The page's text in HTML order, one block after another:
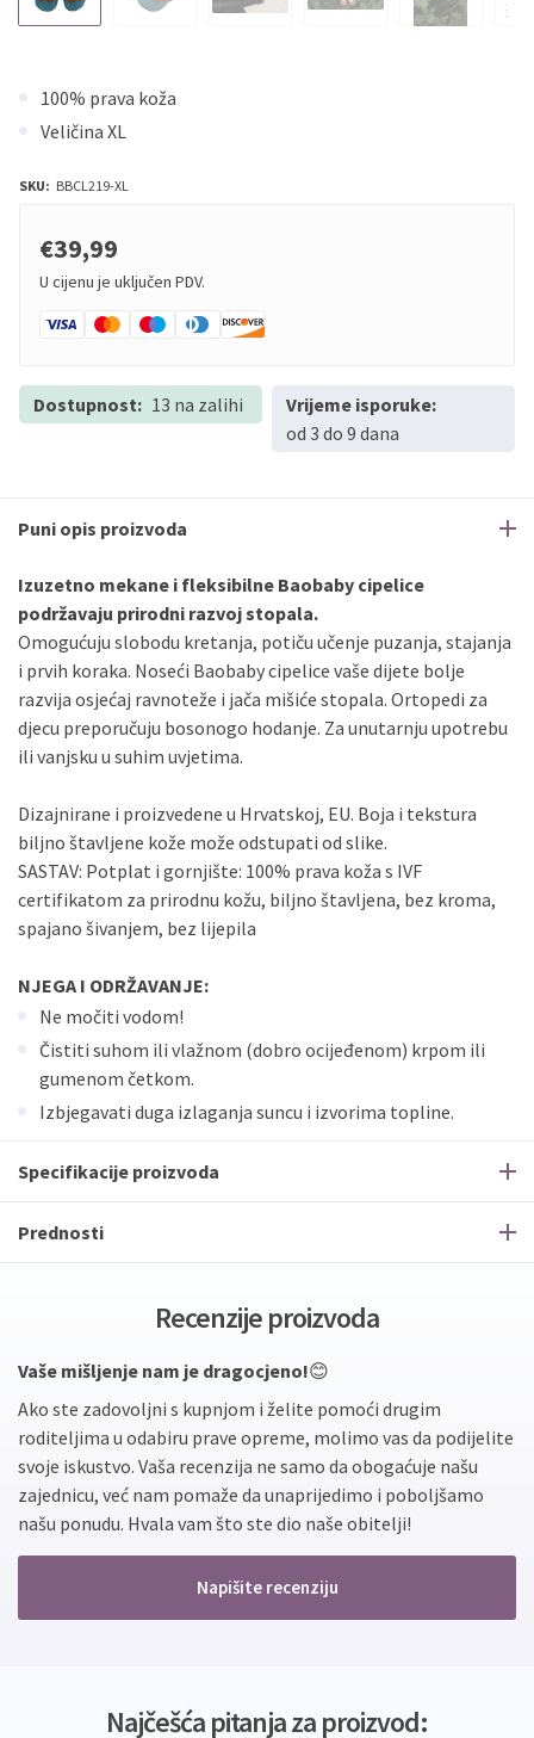
100% prava koža
Veličina XL
SKU: BBCL219-XL
€39,99
U cijenu je uključen PDV.
Dostupnost: 13 na zalihi
Vrijeme isporuke:
od 3 do 9 dana
Puni opis proizvoda
Izuzetno mekane i fleksibilne Baobaby cipelice
podržavaju prirodni razvoj stopala.
Omogućuju slobodu kretanja, potiču učenje puzanja, stajanja
i prvih koraka. Noseći Baobaby cipelice vaše dijete bolje
razvija osjećaj ravnoteže i jača mišiće stopala. Ortopedi za
djecu preporučuju bosonogo hodanje. Za unutarnju upotrebu
ili vanjsku u suhim uvjetima.
Dizajnirane i proizvedene u Hrvatskoj, EU. Boja i tekstura
biljno štavljene kože može odstupati od slike.
SASTAV: Potplat i gornjište: 100% prava koža s IVF
certifikatom za prirodnu kožu, biljno štavljena, bez kroma,
spajano šivanjem, bez lijepila
NJEGA I ODRŽAVANJE:
Ne močiti vodom!
Čistiti suhom ili vlažnom (dobro ocijeđenom) krpom ili
gumenom četkom.
Izbjegavati duga izlaganja suncu i izvorima topline.
Specifikacije proizvoda
Prednosti
Recenzije proizvoda
Vaše mišljenje nam je dragocjeno!😊
Ako ste zadovoljni s kupnjom i želite pomoći drugim
roditeljima u odabiru prave opreme, molimo vas da podijelite
svoje iskustvo. Vaša recenzija ne samo da obogaćuje našu
zajednicu, već nam pomaže da unaprijedimo i poboljšamo
našu ponudu. Hvala vam što ste dio naše obitelji!
Napišite recenziju
Najčešća pitanja za proizvod: